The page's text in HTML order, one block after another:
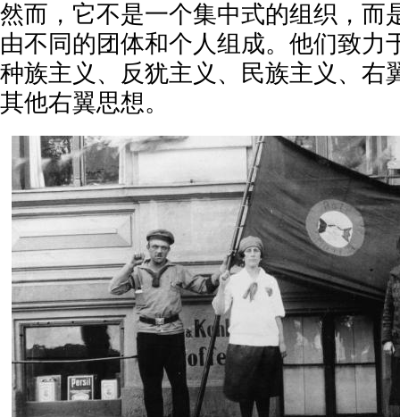
然而，它不是一个集中式的组织，而
由不同的团体和个人组成。他们致力
种族主义、反犹主义、民族主义、右
其他右翼思想。